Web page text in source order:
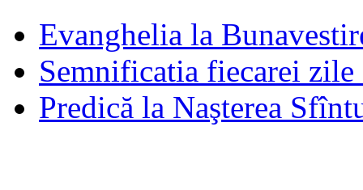
Evanghelia la
Semnificatia fiecarei
Predică la Naşterea